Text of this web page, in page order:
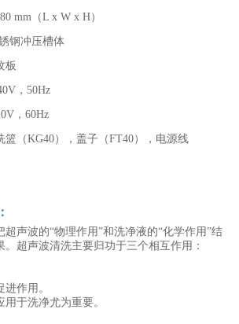
mm（L x W x H）
钢冲压槽体
板
，50Hz
60Hz
篮（KG40），盖子（FT40），电源线
：
声波的“物理作用”和洗净液的“化学作用”结
超声波清洗主要归功于三个相互作用：
进作用。
于洗净尤为重要。